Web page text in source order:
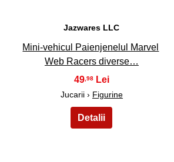
Jazwares LLC
Mini-vehicul Paienjenelul Marvel
Web Racers diverse…
49,98
Jucarii › Figurine